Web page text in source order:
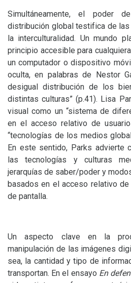
Simultáneamente, el poder
distribución global testifica de
la interculturalidad. Un mundo
principio accesible para
un computador o dispositivo
oculta, en palabras de Nestor
desigual distribución de los
distintas culturas” (p.41). Lisa
visual como un “sistema de
en el acceso relativo de
“tecnologías de los medios
En este sentido, Parks advierte
las tecnologías y culturas
jerarquías de saber/poder y
basados en el acceso relativo
de pantalla.
Un aspecto clave en la
manipulación de las imágenes
sea, la cantidad y tipo de
transportan. En el ensayo En